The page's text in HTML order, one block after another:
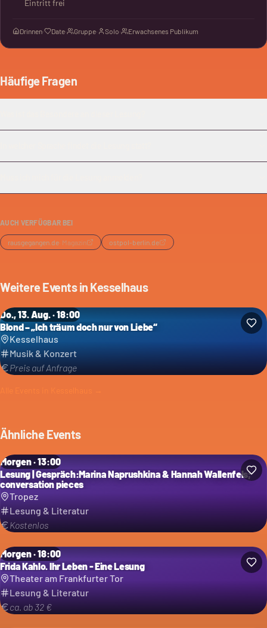
Eintritt frei
Drinnen· Date· Gruppe· Solo· Erwachsenes Publikum
Häufige Fragen
AUCH VERFÜGBAR BEI
rausgegangen.de· Magazin ostpol-berlin.de
Weitere Events in Kesselhaus
Do., 13. Aug. · 18:00
Blond – „Ich träum doch nur von Liebe“
Kesselhaus
Musik & Konzert
Preis auf Anfrage
Ähnliche Events
Morgen · 13:00
Lesung | Gespräch:Marina Naprushkina & Hannah Wallenfels;
conversation pieces
Tropez
Lesung & Literatur
Kostenlos
Morgen · 18:00
Frida Kahlo. Ihr Leben - Eine Lesung
Theater am Frankfurter Tor
Lesung & Literatur
ca. ab 32 €